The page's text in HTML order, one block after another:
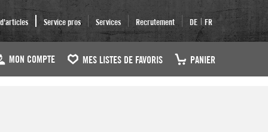
Service pros Services Recrutement DE | FR
MON COMPTE MES LISTES DE FAVORIS PANIER